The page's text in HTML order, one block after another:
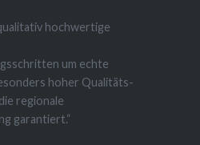
hochwertige
um echte
hoher Qualitäts-
regionale
garantiert.“